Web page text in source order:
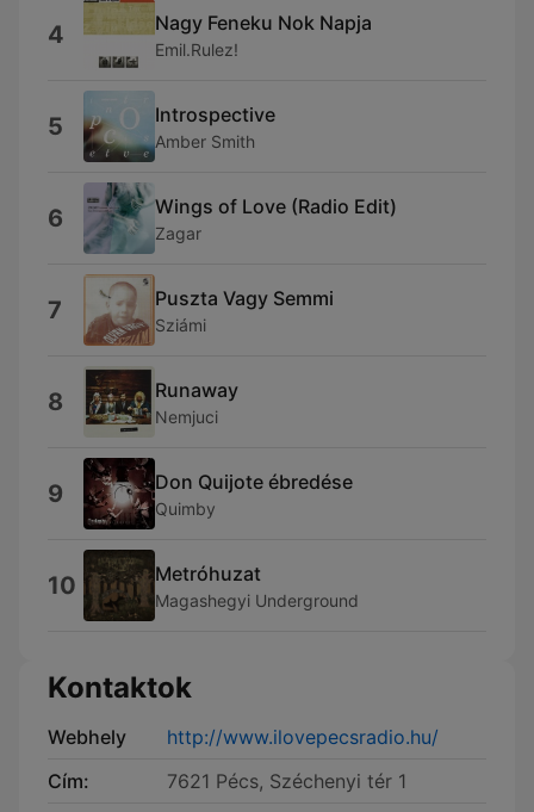
4 Nagy Feneku Nok Napja
Emil.Rulez!
5 Introspective
Amber Smith
6 Wings of Love (Radio Edit)
Zagar
7 Puszta Vagy Semmi
Sziámi
8 Runaway
Nemjuci
9 Don Quijote ébredése
Quimby
10 Metróhuzat
Magashegyi Underground
Kontaktok
Webhely
http://www.ilovepecsradio.hu/
Cím:
7621 Pécs, Széchenyi tér 1